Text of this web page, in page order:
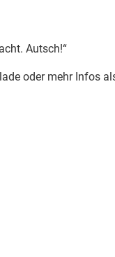
Autsch!“
oder mehr Infos